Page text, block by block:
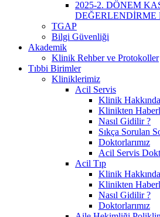
2025-2. DÖNEM
DEĞERLENDİRME
TGAP
Bilgi Güvenliği
Akademik
Klinik Rehber ve Protokoller
Tıbbi Birimler
Kliniklerimiz
Acil Servis
Klinik Hakkında
Klinikten
Nasıl Gidilir ?
Sıkça Sorulan
Doktorlarımız
Acil Servis
Acil Tıp
Klinik Hakkında
Klinikten
Nasıl Gidilir ?
Doktorlarımız